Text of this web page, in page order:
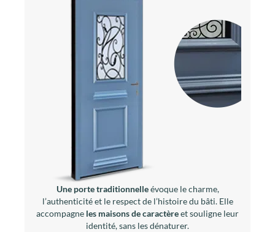
Une porte traditionnelleévoque le charme,
l’authenticité et le respect de l’histoire du bâti. Elle
accompagne les maisons de caractèreet souligne leur
identité, sans les dénaturer.